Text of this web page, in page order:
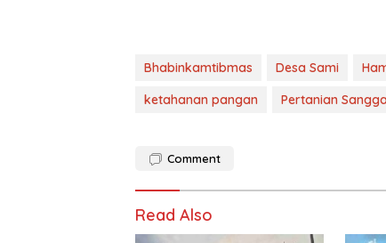
Bhabinkamtibmas Desa Sami
ketahanan pangan
Pertanian
Comment
Read Also